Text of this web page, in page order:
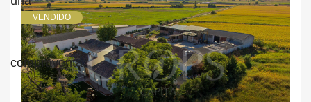
VENDIDO